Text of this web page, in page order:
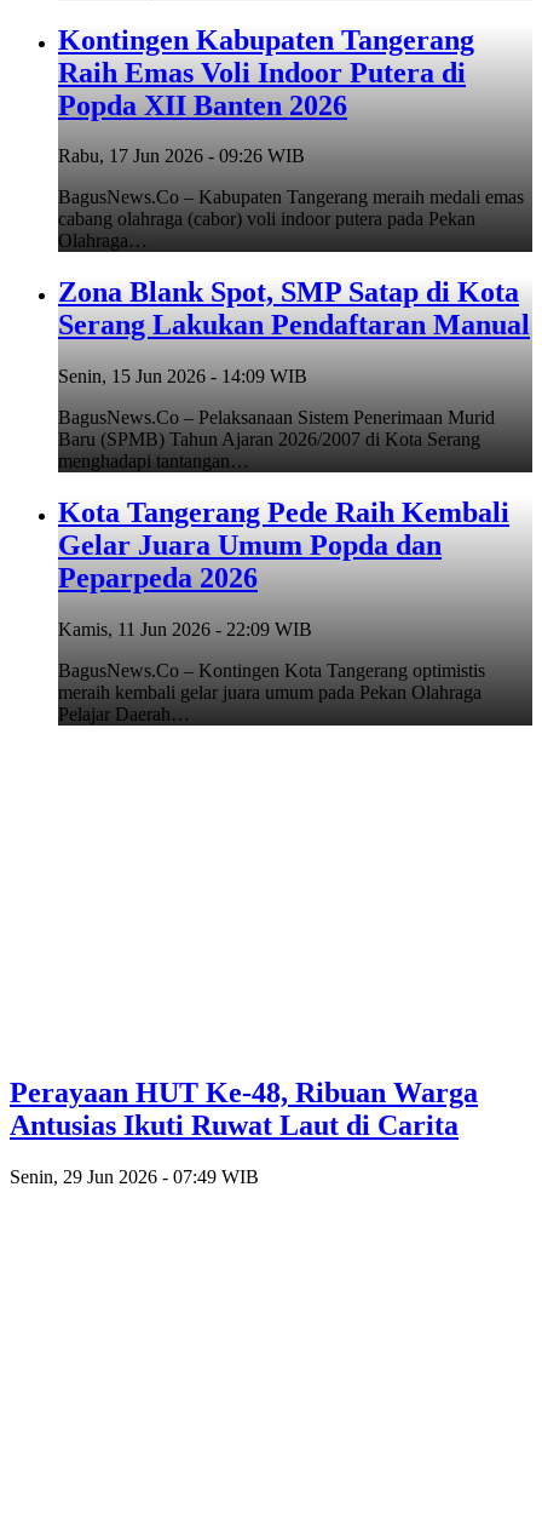
Kontingen Kabupaten Tangerang
Raih Emas Voli Indoor Putera di
Popda XII Banten 2026
Rabu, 17 Jun 2026 - 09:26 WIB
BagusNews.Co – Kabupaten Tangerang meraih medali emas
cabang olahraga (cabor) voli indoor putera pada Pekan
Olahraga…
Zona Blank Spot, SMP Satap di Kota
Serang Lakukan Pendaftaran Manual
Senin, 15 Jun 2026 - 14:09 WIB
BagusNews.Co – Pelaksanaan Sistem Penerimaan Murid
Baru (SPMB) Tahun Ajaran 2026/2007 di Kota Serang
menghadapi tantangan…
Kota Tangerang Pede Raih Kembali
Gelar Juara Umum Popda dan
Peparpeda 2026
Kamis, 11 Jun 2026 - 22:09 WIB
BagusNews.Co – Kontingen Kota Tangerang optimistis
meraih kembali gelar juara umum pada Pekan Olahraga
Pelajar Daerah…
Perayaan HUT Ke-48, Ribuan Warga
Antusias Ikuti Ruwat Laut di Carita
Senin, 29 Jun 2026 - 07:49 WIB